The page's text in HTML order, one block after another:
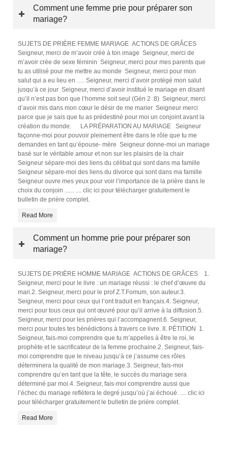
Comment une femme prie pour préparer son
mariage?
SUJETS DE PRIÈRE FEMME MARIAGE ACTIONS DE GRÂCES
Seigneur, merci de m’avoir créé à ton image Seigneur, merci de
m’avoir crée de sexe féminin Seigneur, merci pour mes parents que
tu as utilisé pour me mettre au monde Seigneur, merci pour mon
salut qui a eu lieu en …. Seigneur, merci d’avoir protégé mon salut
jusqu’à ce jour Seigneur, merci d’avoir institué le mariage en disant
qu’il n’est pas bon que l’homme soit seul (Gén 2 :8) Seigneur, merci
d’avoir mis dans mon cœur le désir de me marier Seigneur merci
parce que je sais que tu as prédestiné pour moi un conjoint avant la
création du monde. LA PRÉPARATION AU MARIAGE Seigneur
façonne-moi pour pouvoir pleinement être dans le rôle que tu me
demandes en tant qu’épouse- mère Seigneur donne-moi un mariage
basé sur le véritable amour et non sur les plaisirs de la chair
Seigneur sépare-moi des liens du célibat qui sont dans ma famille
Seigneur sépare-moi des liens du divorce qui sont dans ma famille
Seigneur ouvre mes yeux pour voir l’importance de la prière dans le
choix du conjoin ...... .... clic ici pour télécharger gratuitement le
bulletin de prière complet.
Read More
Comment un homme prie pour préparer son
mariage?
SUJETS DE PRIÈRE HOMME MARIAGE ACTIONS DE GRÂCES 1.
Seigneur, merci pour le livre : un mariage réussi : le chef d’œuvre du
mari.2. Seigneur, merci pour le prof Z.T.Fomum, son auteur.3.
Seigneur, merci pour ceux qui l’ont traduit en français.4. Seigneur,
merci pour tous ceux qui ont œuvré pour qu’il arrive à la diffusion.5.
Seigneur, merci pour les prières qui l’accompagnent.6. Seigneur,
merci pour toutes tes bénédictions à travers ce livre. II. PÉTITION 1.
Seigneur, fais-moi comprendre que tu m’appelles à être le roi, le
prophète et le sacrificateur de la femme prochaine.2. Seigneur, fais-
moi comprendre que le niveau jusqu’à ce j’assume ces rôles
déterminera la qualité de mon mariage.3. Seigneur, fais-moi
comprendre qu’en tant que la tête, le succès du mariage sera
déterminé par moi.4. Seigneur, fais-moi comprendre aussi que
l’échec du mariage reflétera le degré jusqu’où j’ai échoué. .... clic ici
pour télécharger gratuitement le bulletin de prière complet.
Read More